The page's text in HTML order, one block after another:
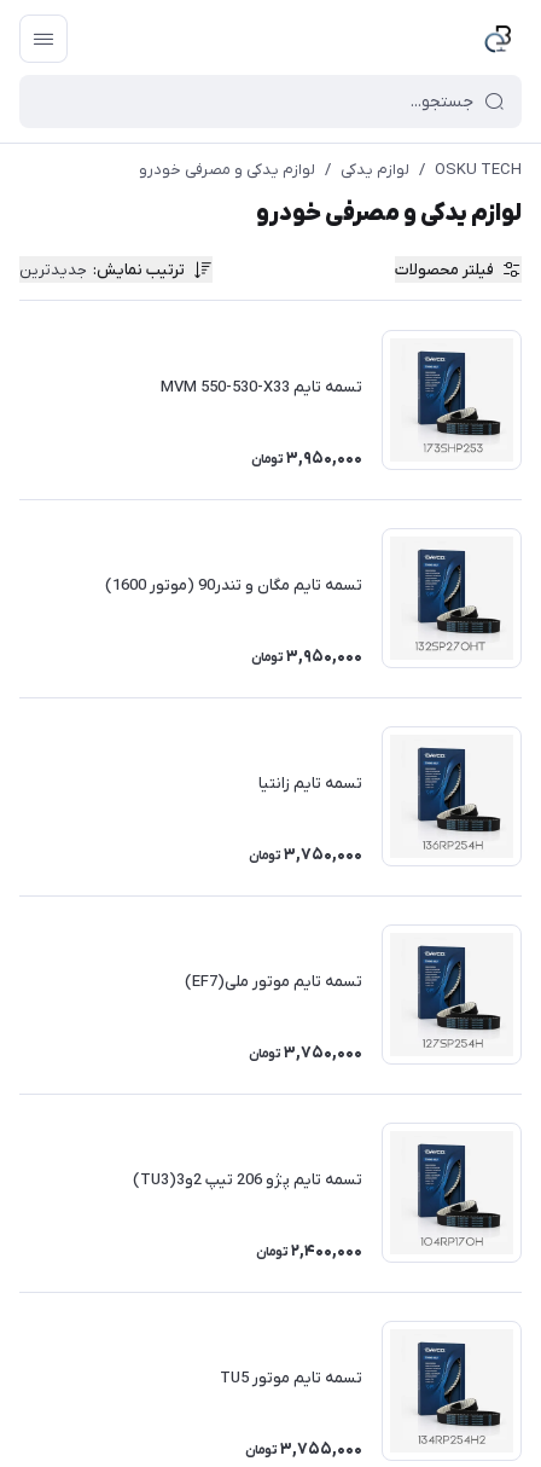
OSKU TECH
/ لوازم یدکی / لوازم یدکی و مصرفی خودرو
لوازم یدکی و مصرفی خودرو
فیلتر محصولات ترتیب نمایش: جدیدترین
تسمه تایم MVM 550-530-X33
3,950,000 تومان
تسمه تایم مگان و تندر90 (موتور 1600)
3,950,000 تومان
تسمه تایم زانتیا
3,750,000 تومان
تسمه تایم موتور ملی(EF7)
3,750,000 تومان
تسمه تایم پژو 206 تیپ 2و3(TU3)
2,400,000 تومان
تسمه تایم موتور TU5
3,755,000 تومان